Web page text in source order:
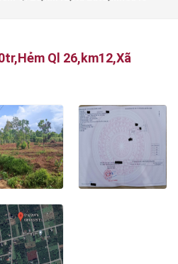
Ql 26,km12,Xã